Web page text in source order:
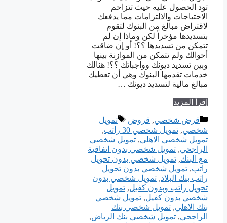
تود الحصول عليه حيث تتزاحم
الاحتياجات والالتزامات مما يدفعك
لاقتراض مبالغ من البنوك لتقوم
بتسديدها مؤخراً لكن وماذا إن لم
تتمكن من تسديدها ؟؟! أو إن ضاقت
أحوالك ولم تتمكن من الموازنة بينها
وبين تسديد ديونك وواجباتك ؟؟! هنالك
خدمات تقدمها البنوك وهي أن تعطيك
مبالغ مالية لتسديد ديونك …
إقرأ المزيد
التصنيفات
قرض شخصي, قروض الوسوم
تمويل
شخصي, تمويل شخصي 30 راتب
,
تمويل شخصي الاهلي, تمويل شخصي
الراجحي, تمويل شخصي بدون اتفاقية
مع البنك, تمويل شخصي بدون تحويل
راتب, تمويل شخصي بدون تحويل
راتب بنك البلاد, تمويل شخصي بدون
تحويل راتب وبدون كفيل, تمويل
شخصي بدون كفيل, تمويل شخصي
بنك الاهلي, تمويل شخصي بنك
الراجحي, تمويل شخصي بنك الرياض,